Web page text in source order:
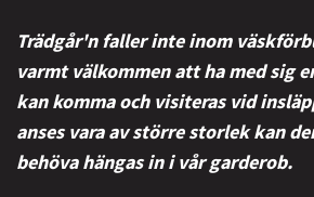
Trädgår'n faller inte inom
varmt välkommen att ha med sig
kan komma och visiteras vid
anses vara av större storlek kan
behöva hängas in i vår garderob.